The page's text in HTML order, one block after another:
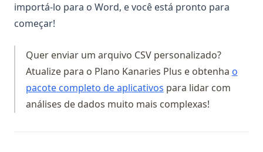
importá-lo para o Word, e você está pronto para
começar!
Quer enviar um arquivo CSV personalizado?
Atualize para o Plano Kanaries Plus e obtenha o
pacote completo de aplicativos(opens in a new tab)
para lidar com
análises de dados muito mais complexas!